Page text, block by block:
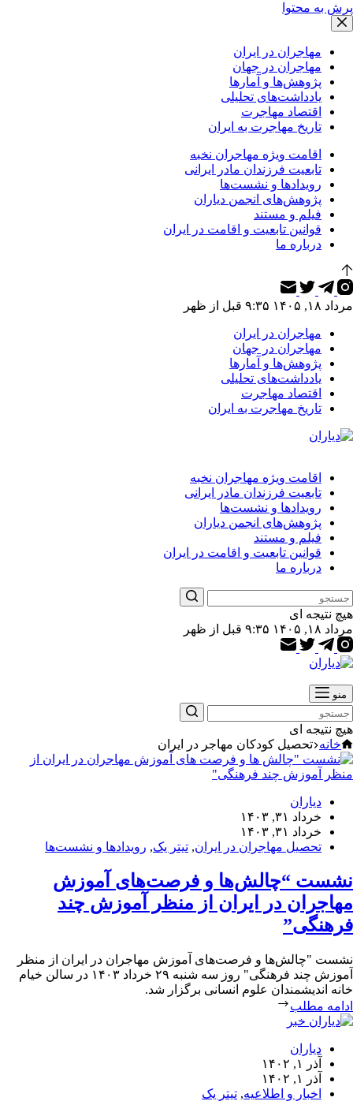
پرش به محتوا
مهاجران در ایران
مهاجران در جهان
پژوهش‌ها و آمارها
یادداشت‌های تحلیلی
اقتصاد مهاجرت
تاریخ مهاجرت به ایران
اقامت ویژه مهاجران نخبه
تابعیت فرزندان مادر ایرانی
رویدادها و نشست‌ها
پژوهش‌های انجمن دیاران
فیلم و مستند
قوانین تابعیت و اقامت در ایران
درباره ما
مرداد ۱۸, ۱۴۰۵ ۹:۳۵ قبل از ظهر
مهاجران در ایران
مهاجران در جهان
پژوهش‌ها و آمارها
یادداشت‌های تحلیلی
اقتصاد مهاجرت
تاریخ مهاجرت به ایران
اقامت ویژه مهاجران نخبه
تابعیت فرزندان مادر ایرانی
رویدادها و نشست‌ها
پژوهش‌های انجمن دیاران
فیلم و مستند
قوانین تابعیت و اقامت در ایران
درباره ما
هیچ نتیجه ای
مرداد ۱۸, ۱۴۰۵ ۹:۳۵ قبل از ظهر
منو
هیچ نتیجه ای
خانه تحصیل کودکان مهاجر در ایران
دیاران
خرداد ۳۱, ۱۴۰۳
خرداد ۳۱, ۱۴۰۳
تحصیل مهاجران در ایران, تیتر یک, رویدادها و نشست‌ها
نشست “چالش‌ها و فرصت‌های آموزش
مهاجران در ایران از منظر آموزش چند
فرهنگی”
نشست "چالش‌ها و فرصت‌های آموزش مهاجران در ایران از منظر
آموزش چند فرهنگی" روز سه شنبه ۲۹ خرداد ۱۴۰۳ در سالن خیام
خانه اندیشمندان علوم انسانی برگزار شد.
ادامه مطلب
دیاران
آذر ۱, ۱۴۰۲
آذر ۱, ۱۴۰۲
اخبار و اطلاعیه, تیتر یک